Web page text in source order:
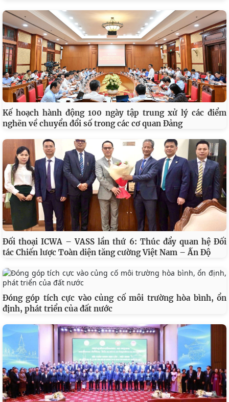
Kế hoạch hành động 100 ngày tập trung xử lý các điểm
nghẽn về chuyển đổi số trong các cơ quan Đảng
Đối thoại ICWA – VASS lần thứ 6: Thúc đẩy quan hệ Đối
tác Chiến lược Toàn diện tăng cường Việt Nam – Ấn Độ
Đóng góp tích cực vào củng cố môi trường hòa bình, ổn
định, phát triển của đất nước